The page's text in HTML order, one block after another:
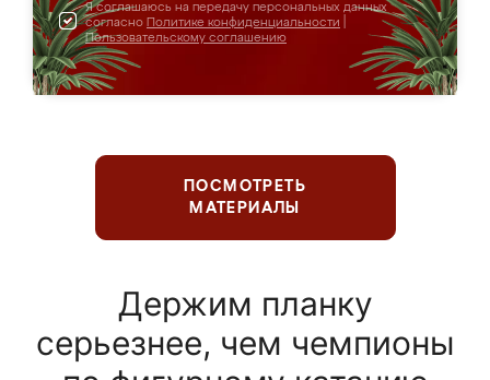
Я соглашаюсь на передачу персональных данных
согласно Политике конфиденциальности
Пользовательскому соглашению
ПОСМОТРЕТЬ
МАТЕРИАЛЫ
Держим планку
серьезнее, чем чемпионы